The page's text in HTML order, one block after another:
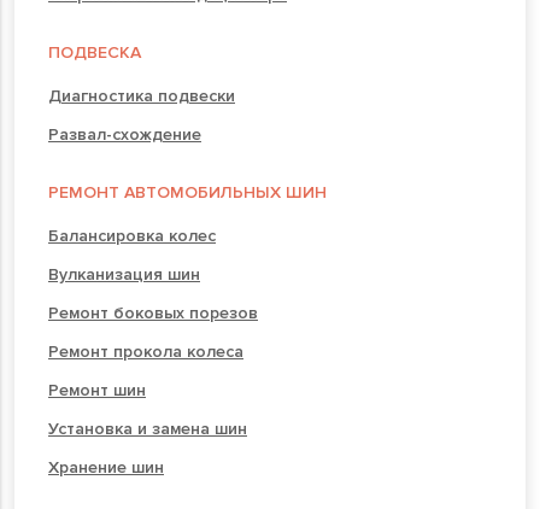
ПОДВЕСКА
Диагностика подвески
Развал-схождение
РЕМОНТ АВТОМОБИЛЬНЫХ ШИН
Балансировка колес
Вулканизация шин
Ремонт боковых порезов
Ремонт прокола колеса
Ремонт шин
Установка и замена шин
Хранение шин